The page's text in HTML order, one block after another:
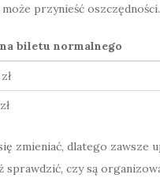
przynieść oszczędności.
biletu normalnego
zmieniać, dlatego
czy są